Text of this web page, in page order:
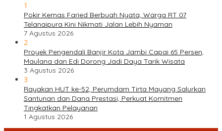
1
Pokir Kemas Faried Berbuah Nyata, Warga RT 07
Telanaipura Kini Nikmati Jalan Lebih Nyaman
7 Agustus 2026
2
Proyek Pengendali Banjir Kota Jambi Capai 65 Persen,
Maulana dan Edi Dorong Jadi Daya Tarik Wisata
3 Agustus 2026
3
Rayakan HUT ke-52, Perumdam Tirta Mayang Salurkan
Santunan dan Dana Prestasi, Perkuat Komitmen
Tingkatkan Pelayanan
1 Agustus 2026